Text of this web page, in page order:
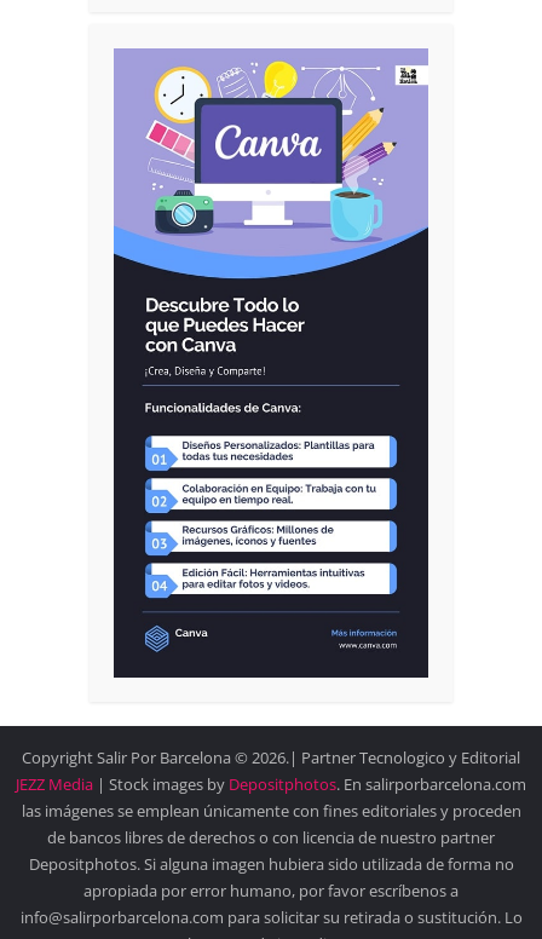
Copyright Salir Por Barcelona © 2026.| Partner Tecnologico y Editorial
JEZZ Media | Stock images by Depositphotos. En salirporbarcelona.com
las imágenes se emplean únicamente con fines editoriales y proceden
de bancos libres de derechos o con licencia de nuestro partner
Depositphotos. Si alguna imagen hubiera sido utilizada de forma no
apropiada por error humano, por favor escríbenos a
info@salirporbarcelona.com para solicitar su retirada o sustitución. Lo